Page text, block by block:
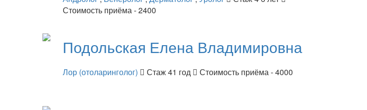
Стоимость приёма - 2400
Подольская Елена Владимировна
Лор (отоларинголог) Стаж 41 год Стоимость приёма - 4000